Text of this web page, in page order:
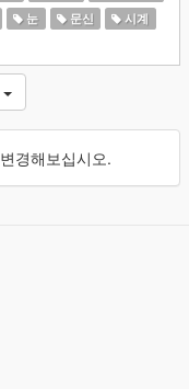
눈 문신
시계
경해보십시오.